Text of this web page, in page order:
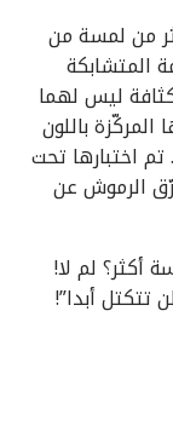
من لمسة من
المتشابكة
ليس لهما
باللون
اختبارها تحت
الرموش عن
أكثر؟ لم لا!
أبدا”!